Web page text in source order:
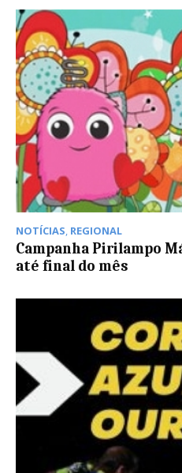
NOTÍCIAS, REGIONAL
Campanha Pirilampo
até final do mês